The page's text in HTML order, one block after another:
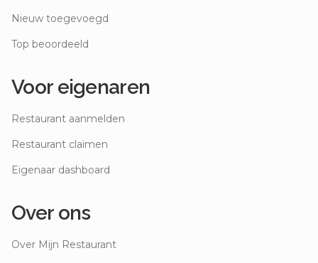
Nieuw toegevoegd
Top beoordeeld
Voor eigenaren
Restaurant aanmelden
Restaurant claimen
Eigenaar dashboard
Over ons
Over Mijn Restaurant